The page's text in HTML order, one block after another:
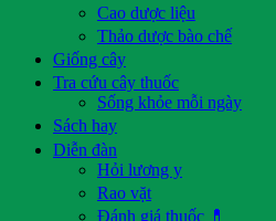
Cao dược liệu
Thảo dược bào chế
Giống cây
Tra cứu cây thuốc
Sống khỏe mỗi ngày
Sách hay
Diễn đàn
Hỏi lương y
Rao vặt
Đánh giá thuốc 💊